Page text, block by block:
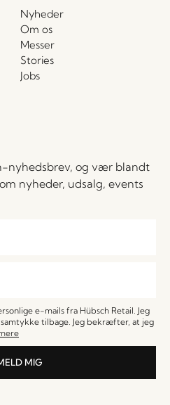
Nyheder
Om os
Messer
Stories
Jobs
nyhedsbrev, og vær blandt
nyheder, udsalg, events
e-mails fra Hübsch Retail. Jeg
tilbage. Jeg bekræfter, at jeg
MIG